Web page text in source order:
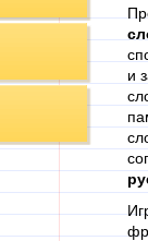
и